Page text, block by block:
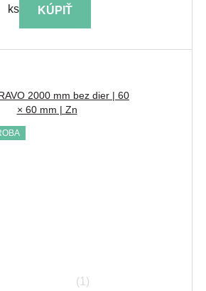
ks KÚPIŤ
2000 mm bez dier | 60
× 60 mm | Zn
(1)